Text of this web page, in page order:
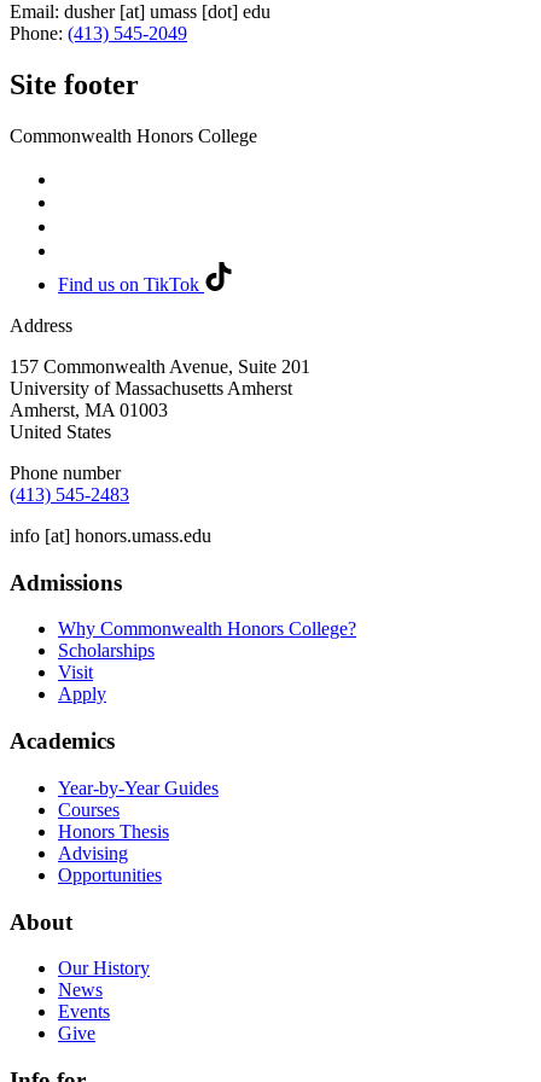
Email: dusher[at] umass [dot] edu
Phone: (413) 545-2049
Site footer
Commonwealth Honors College
Find us on TikTok
Address
157 Commonwealth Avenue, Suite 201
University of Massachusetts Amherst
Amherst, MA 01003
United States
Phone number
(413) 545-2483
info [at] honors.umass.edu
Admissions
Why Commonwealth Honors College?
Scholarships
Visit
Apply
Academics
Year-by-Year Guides
Courses
Honors Thesis
Advising
Opportunities
About
Our History
News
Events
Give